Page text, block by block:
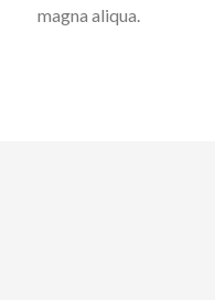
magna aliqua.